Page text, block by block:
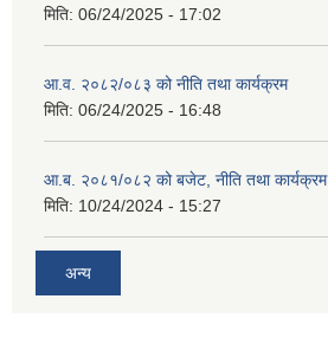
मिति: 06/24/2025 - 17:02
आ.व. २०८२/०८३ को नीति तथा कार्यक्रम
मिति: 06/24/2025 - 16:48
आ.ब. २०८१/०८२ को बजेट, नीति तथा कार्यक्रम
मिति: 10/24/2024 - 15:27
अन्य